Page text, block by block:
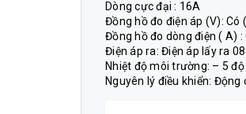
Dòng cực đại : 16A
Đồng hồ đo điện áp (V): Có
Đồng hồ đo dòng điện ( A)
Điện áp ra: Điện áp lấy ra
Nhiệt độ môi trường: – 5 độ
Nguyên lý điều khiển: Động